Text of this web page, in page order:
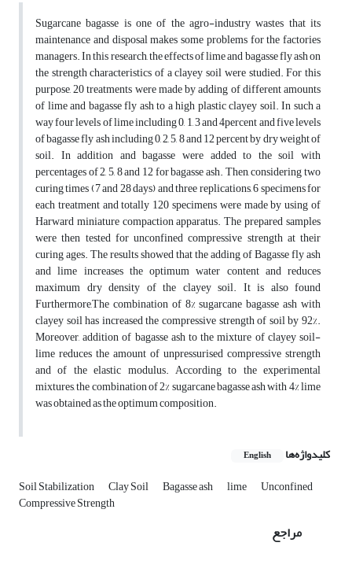
Sugarcane bagasse is one of the agro-industry wastes that its
maintenance and disposal makes some problems for the factories
managers. In this research, the effects of lime and bagasse fly ash on
the strength characteristics of a clayey soil were studied. For this
purpose, 20 treatments were made by adding of different amounts
of lime and bagasse fly ash to a high plastic clayey soil. In such a
way four levels of lime including 0, 1, 3 and 4percent and five levels
of bagasse fly ash including 0, 2, 5, 8 and 12 percent by dry weight of
soil. In addition and bagasse were added to the soil with
percentages of 2, 5, 8 and 12 for bagasse ash. Then, considering two
curing times (7 and 28 days) and three replications, 6 specimens for
each treatment and totally 120 specimens were made by using of
Harward miniature compaction apparatus. The prepared samples
were then tested for unconfined compressive strength at their
curing ages. The results showed that the adding of Bagasse fly ash
and lime increases the optimum water content and reduces
maximum dry density of the clayey soil. It is also found
Furthermore,The combination of 8% sugarcane bagasse ash with
clayey soil has increased the compressive strength of soil by 92%.
Moreover, addition of bagasse ash to the mixture of clayey soil-
lime reduces the amount of unpressurised compressive strength
and of the elastic modulus. According to the experimental
mixtures, the combination of 2% sugarcane bagasse ash with 4% lime
was obtained as the optimum composition.
کلیدواژه‌ها English
Soil Stabilization Clay Soil Bagasse ash lime Unconfined
Compressive Strength
مراجع